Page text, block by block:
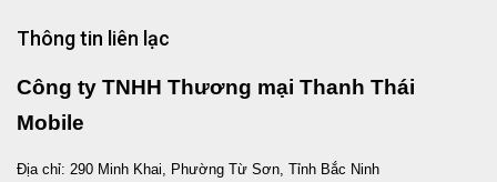
Thông tin liên lạc
Công ty TNHH Thương mại Thanh Thái
Mobile
Địa chỉ: 290 Minh Khai, Phường Từ Sơn, Tỉnh Bắc Ninh